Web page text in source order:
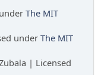
The MIT
under The MIT
| Licensed